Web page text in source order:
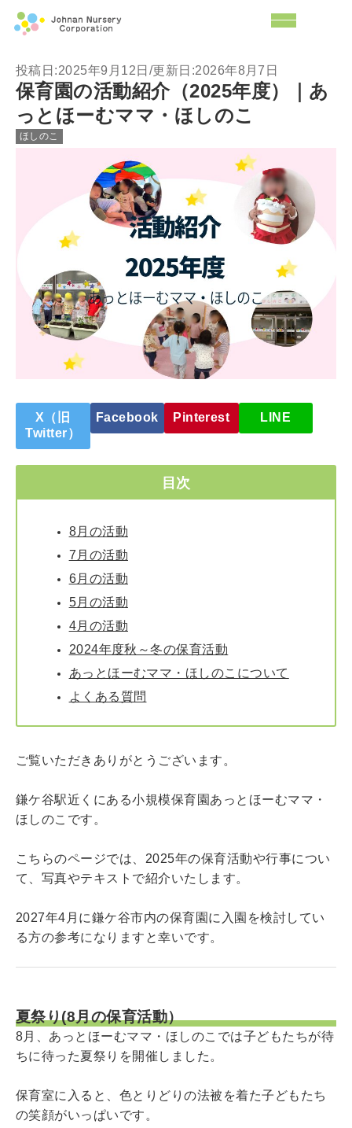
投稿日:2025年9月12日/更新日:2026年8月7日
保育園の活動紹介（2025年度）｜あ
っとほーむママ・ほしのこ
ほしのこ
X（旧
Twitter）
Facebook Pinterest LINE
目次
8月の活動
7月の活動
6月の活動
5月の活動
4月の活動
2024年度秋～冬の保育活動
あっとほーむママ・ほしのこについて
よくある質問
ご覧いただきありがとうございます。
鎌ケ谷駅近くにある小規模保育園あっとほーむママ・
ほしのこです。
こちらのページでは、2025年の保育活動や行事につい
て、写真やテキストで紹介いたします。
2027年4月に鎌ケ谷市内の保育園に入園を検討してい
る方の参考になりますと幸いです。
夏祭り(8月の保育活動）
8月、あっとほーむママ・ほしのこでは子どもたちが待
ちに待った夏祭りを開催しました。
保育室に入ると、色とりどりの法被を着た子どもたち
の笑顔がいっぱいです。